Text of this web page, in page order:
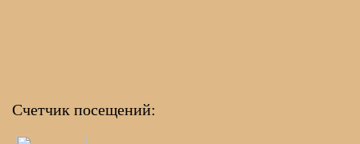
Счетчик посещений: